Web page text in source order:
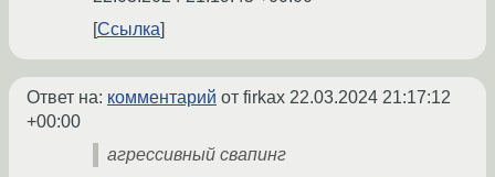
Ссылка
Ответ на: комментарий от firkax 22.03.2024 21:17:12
+00:00
агрессивный свапинг